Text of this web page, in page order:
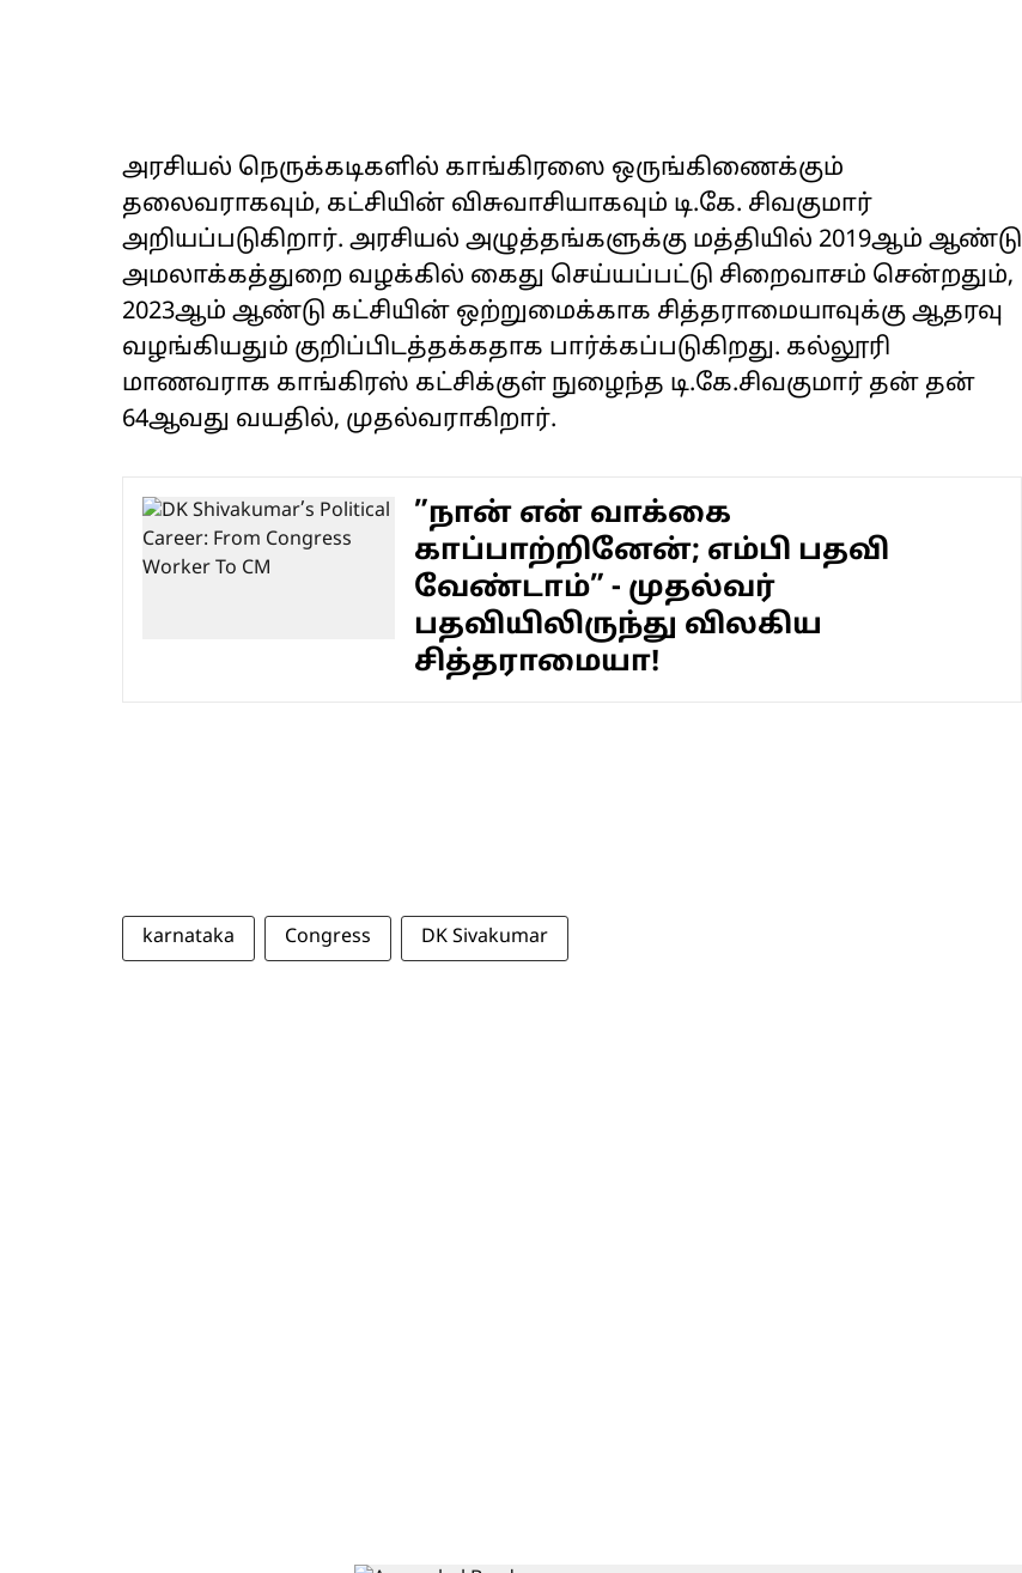
அரசியல் நெருக்கடிகளில் காங்கிரஸை ஒருங்கிணைக்கும்
தலைவராகவும், கட்சியின் விசுவாசியாகவும் டி.கே. சிவகுமார்
அறியப்படுகிறார். அரசியல் அழுத்தங்களுக்கு மத்தியில் 2019ஆம் ஆண்டு
அமலாக்கத்துறை வழக்கில் கைது செய்யப்பட்டு சிறைவாசம் சென்றதும்,
2023ஆம் ஆண்டு கட்சியின் ஒற்றுமைக்காக சித்தராமையாவுக்கு ஆதரவு
வழங்கியதும் குறிப்பிடத்தக்கதாக பார்க்கப்படுகிறது. கல்லூரி
மாணவராக காங்கிரஸ் கட்சிக்குள் நுழைந்த டி.கே.சிவகுமார் தன் தன்
64ஆவது வயதில், முதல்வராகிறார்.
”நான் என் வாக்கை
காப்பாற்றினேன்; எம்பி பதவி
வேண்டாம்” - முதல்வர்
பதவியிலிருந்து விலகிய
சித்தராமையா!
karnataka Congress DK Sivakumar